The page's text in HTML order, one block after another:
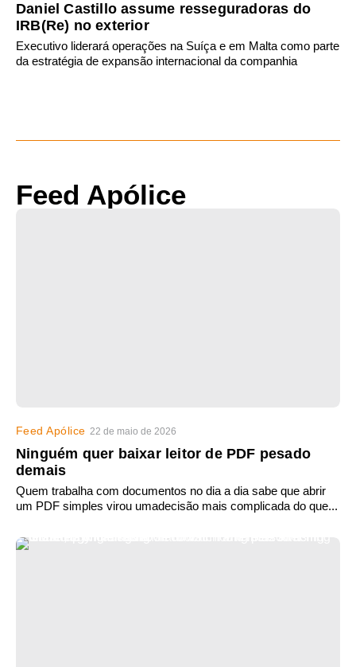
Daniel Castillo assume resseguradoras do
IRB(Re) no exterior
Executivo liderará operações na Suíça e em Malta como parte
da estratégia de expansão internacional da companhia
Feed Apólice
Feed Apólice 22 de maio de 2026
Ninguém quer baixar leitor de PDF pesado
demais
Quem trabalha com documentos no dia a dia sabe que abrir
um PDF simples virou umadecisão mais complicada do que...